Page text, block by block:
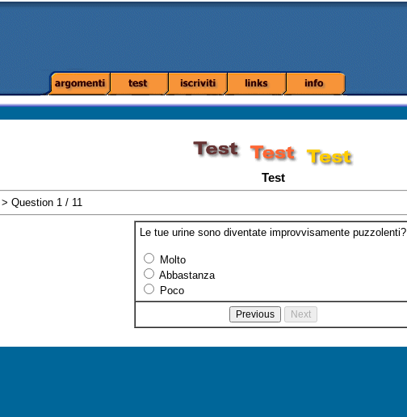
Test
> Question 1 / 11
Le tue urine sono diventate improvvisamente puzzolenti?
Molto
Abbastanza
Poco